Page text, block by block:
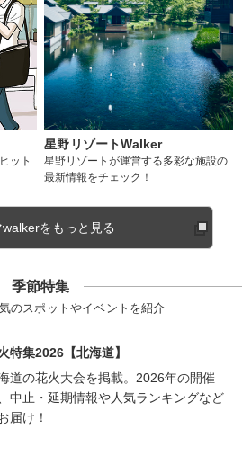
ット
星野リゾートWalker
星野リゾートが運営する多彩な施設の
最新情報をチェック！
walkerをもっと見る
季節特集
のスポットやイベントを紹介
特集2026【北海道】
道の花火大会を掲載。2026年の開催
中止・延期情報や人気ランキングなど
届け！